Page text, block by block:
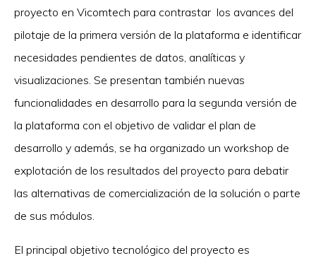
proyecto en Vicomtech para contrastar los avances del
pilotaje de la primera versión de la plataforma e identificar
necesidades pendientes de datos, analíticas y
visualizaciones. Se presentan también nuevas
funcionalidades en desarrollo para la segunda versión de
la plataforma con el objetivo de validar el plan de
desarrollo y además, se ha organizado un workshop de
explotación de los resultados del proyecto para debatir
las alternativas de comercialización de la solución o parte
de sus módulos.
El principal objetivo tecnológico del proyecto es